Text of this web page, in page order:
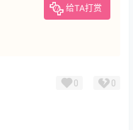
给TA打赏
0 0